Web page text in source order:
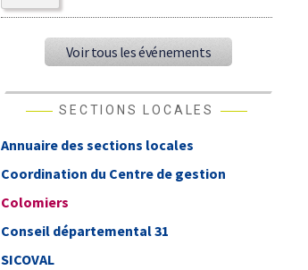
Voir tous les événements
SECTIONS LOCALES
Annuaire des sections locales
Coordination du Centre de gestion
Colomiers
Conseil départemental 31
SICOVAL